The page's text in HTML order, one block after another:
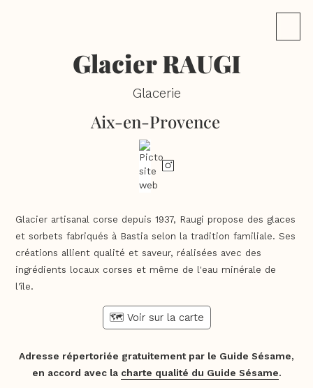
Glacier RAUGI
Glacerie
Aix-en-Provence
Glacier artisanal corse depuis 1937, Raugi propose des glaces
et sorbets fabriqués à Bastia selon la tradition familiale. Ses
créations allient qualité et saveur, réalisées avec des
ingrédients locaux corses et même de l'eau minérale de
l'île.
🗺️ Voir sur la carte
Adresse répertoriée gratuitement par le Guide Sésame,
en accord avec la charte qualité du Guide Sésame.